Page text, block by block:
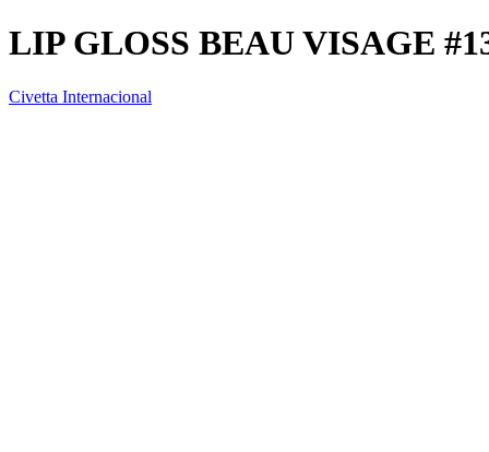
LIP GLOSS BEAU VISAGE
Civetta Internacional